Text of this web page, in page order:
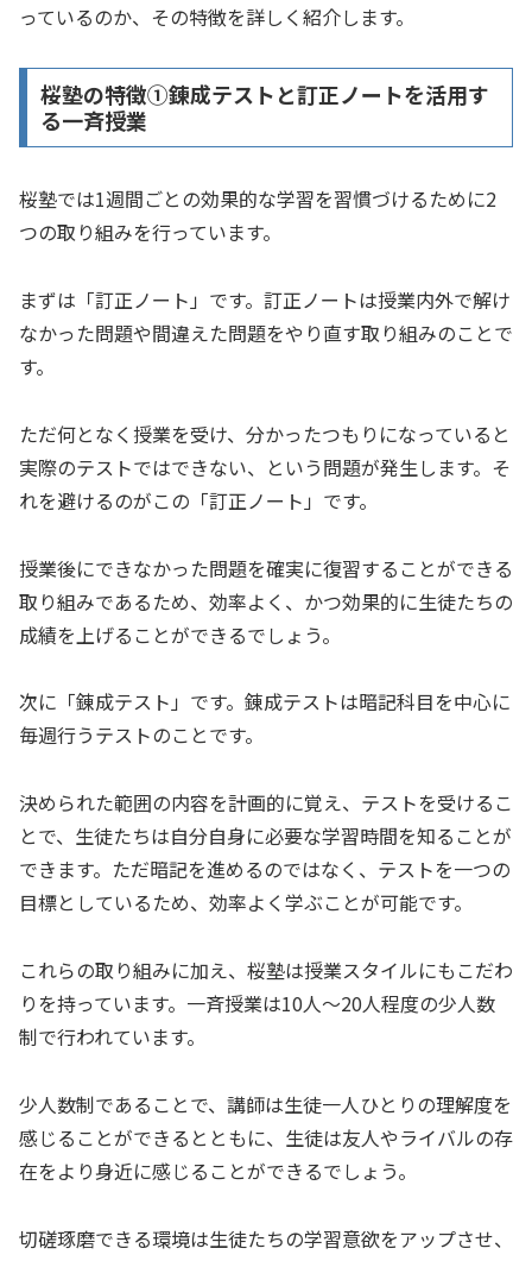
っているのか、その特徴を詳しく紹介します。
桜塾の特徴①錬成テストと訂正ノートを活用す
る一斉授業
桜塾では1週間ごとの効果的な学習を習慣づけるために2
つの取り組みを行っています。
まずは「訂正ノート」です。訂正ノートは授業内外で解け
なかった問題や間違えた問題をやり直す取り組みのことで
す。
ただ何となく授業を受け、分かったつもりになっていると
実際のテストではできない、という問題が発生します。そ
れを避けるのがこの「訂正ノート」です。
授業後にできなかった問題を確実に復習することができる
取り組みであるため、効率よく、かつ効果的に生徒たちの
成績を上げることができるでしょう。
次に「錬成テスト」です。錬成テストは暗記科目を中心に
毎週行うテストのことです。
決められた範囲の内容を計画的に覚え、テストを受けるこ
とで、生徒たちは自分自身に必要な学習時間を知ることが
できます。ただ暗記を進めるのではなく、テストを一つの
目標としているため、効率よく学ぶことが可能です。
これらの取り組みに加え、桜塾は授業スタイルにもこだわ
りを持っています。一斉授業は10人～20人程度の少人数
制で行われています。
少人数制であることで、講師は生徒一人ひとりの理解度を
感じることができるとともに、生徒は友人やライバルの存
在をより身近に感じることができるでしょう。
切磋琢磨できる環境は生徒たちの学習意欲をアップさせ、